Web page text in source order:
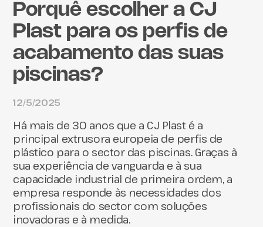
Porquê escolher a CJ
Plast para os perfis de
acabamento das suas
piscinas?
12/5/2025
Há mais de 30 anos que a CJ Plast é a
principal extrusora europeia de perfis de
plástico para o sector das piscinas. Graças à
sua experiência de vanguarda e à sua
capacidade industrial de primeira ordem, a
empresa responde às necessidades dos
profissionais do sector com soluções
inovadoras e à medida.